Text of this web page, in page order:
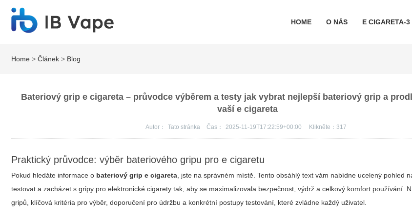
HOME O NÁS E CIGARETA-3
Home >Článek > Blog
Bateriový grip e cigareta – průvodce výběrem a testy jak vybrat nejlepší bateriový grip a
vaší e cigareta
Autor： Tato stránka Čas： 2025-11-19T17:22:59+00:00 Klikněte：317
Praktický průvodce: výběr bateriového gripu pro e cigaretu
Pokud hledáte informace o bateriový grip e cigareta , jste na správném místě. Tento obsáhlý text vám nabídne ucelený pohled
testovat a zacházet s gripy pro elektronické cigarety tak, aby se maximalizovala bezpečnost, výdrž a celkový komfort používání.
gripů, klíčová kritéria pro výběr, doporučení pro údržbu a konkrétní postupy testování, které zvládne každý uživatel.